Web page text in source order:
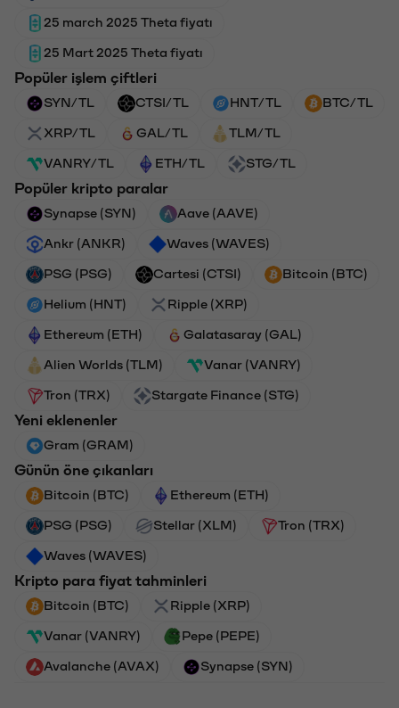
25 march 2025 Theta fiyatı
25 Mart 2025 Theta fiyatı
Popüler işlem çiftleri
SYN/TL CTSI/TL HNT/TL BTC/TL
XRP/TL GAL/TL TLM/TL
VANRY/TL ETH/TL STG/TL
Popüler kripto paralar
Synapse (SYN) Aave (AAVE)
Ankr (ANKR) Waves (WAVES)
PSG (PSG) Cartesi (CTSI) Bitcoin (BTC)
Helium (HNT) Ripple (XRP)
Ethereum (ETH) Galatasaray (GAL)
Alien Worlds (TLM) Vanar (VANRY)
Tron (TRX) Stargate Finance (STG)
Yeni eklenenler
Gram (GRAM)
Günün öne çıkanları
Bitcoin (BTC) Ethereum (ETH)
PSG (PSG) Stellar (XLM) Tron (TRX)
Waves (WAVES)
Kripto para fiyat tahminleri
Bitcoin (BTC) Ripple (XRP)
Vanar (VANRY) Pepe (PEPE)
Avalanche (AVAX) Synapse (SYN)